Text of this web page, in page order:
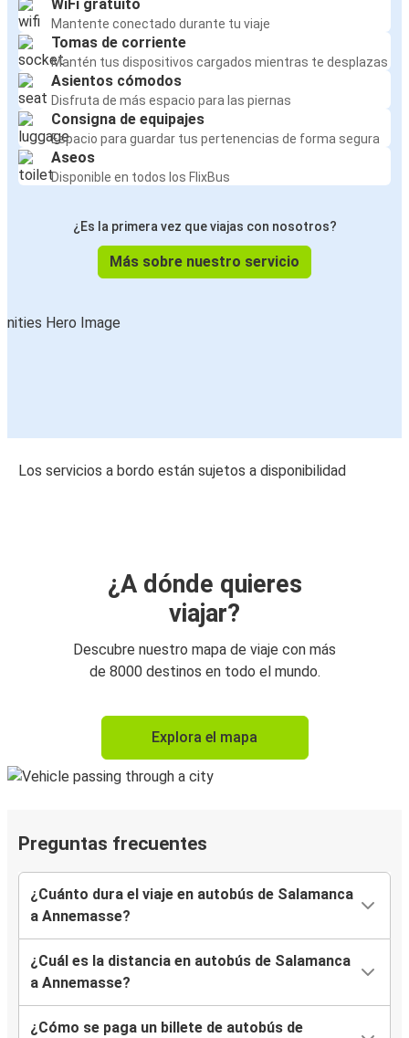
WiFi gratuito
Mantente conectado durante tu viaje
Tomas de corriente
Mantén tus dispositivos cargados mientras te desplazas
Asientos cómodos
Disfruta de más espacio para las piernas
Consigna de equipajes
Espacio para guardar tus pertenencias de forma segura
Aseos
Disponible en todos los FlixBus
¿Es la primera vez que viajas con nosotros?
Más sobre nuestro servicio
Los servicios a bordo están sujetos a disponibilidad
¿A dónde quieres
viajar?
Descubre nuestro mapa de viaje con más
de 8000 destinos en todo el mundo.
Explora el mapa
Preguntas frecuentes
¿Cuánto dura el viaje en autobús de Salamanca
a Annemasse?
¿Cuál es la distancia en autobús de Salamanca
a Annemasse?
¿Cómo se paga un billete de autobús de